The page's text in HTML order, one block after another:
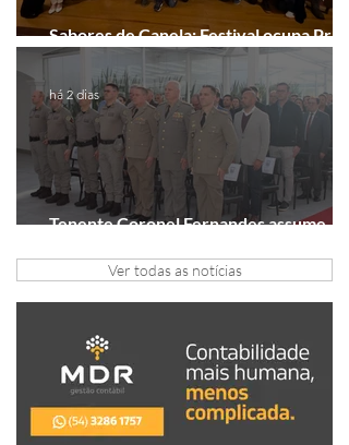
Sabores de Canela: Festival ocupa Praça
João Corrêa em setembro
Tenente Coronel Fernandes assume
há 2 dias
Ver todas as notícias